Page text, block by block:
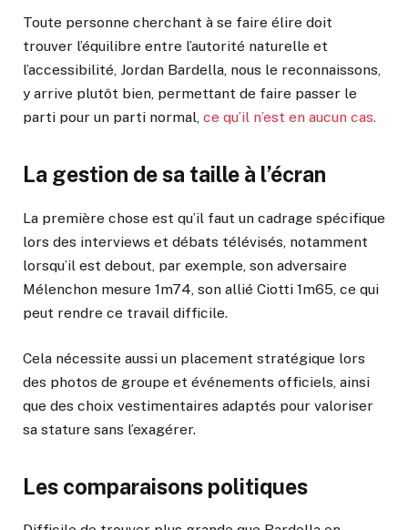
Toute personne cherchant à se faire élire doit
trouver l’équilibre entre l’autorité naturelle et
l’accessibilité, Jordan Bardella, nous le reconnaissons,
y arrive plutôt bien, permettant de faire passer le
parti pour un parti normal, ce qu’il n’est en aucun cas.
La gestion de sa taille à l’écran
La première chose est qu’il faut un cadrage spécifique
lors des interviews et débats télévisés, notamment
lorsqu’il est debout, par exemple, son adversaire
Mélenchon mesure 1m74, son allié Ciotti 1m65, ce qui
peut rendre ce travail difficile.
Cela nécessite aussi un placement stratégique lors
des photos de groupe et événements officiels, ainsi
que des choix vestimentaires adaptés pour valoriser
sa stature sans l’exagérer.
Les comparaisons politiques